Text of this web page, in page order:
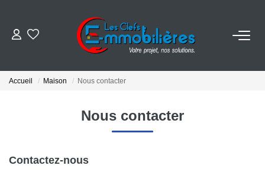
VENDRE
Accueil Maison Nous contacter
Nous contacter
Contactez-nous